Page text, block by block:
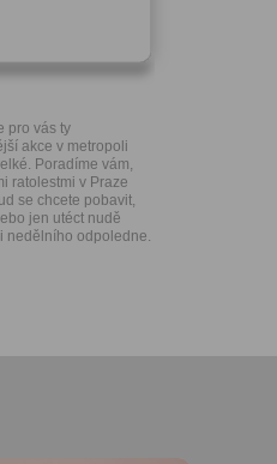
pro vás ty
akce v metropoli
Poradíme vám,
ratolestmi v Praze
se chcete pobavit,
jen utéct nudě
nedělního odpoledne.